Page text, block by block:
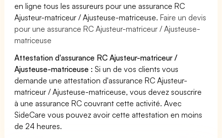
en ligne tous les assureurs pour une assurance RC
Ajusteur-matriceur / Ajusteuse-matriceuse.Faire un devis
pour une assurance RC Ajusteur-matriceur / Ajusteuse-
matriceuse
Attestation d'assurance RC Ajusteur-matriceur /
Ajusteuse-matriceuse : Si un de vos clients vous
demande une attestation d'assurance RC Ajusteur-
matriceur / Ajusteuse-matriceuse, vous devez souscrire
à une assurance RC couvrant cette activité. Avec
SideCare vous pouvez avoir cette attestation en moins
de 24 heures.